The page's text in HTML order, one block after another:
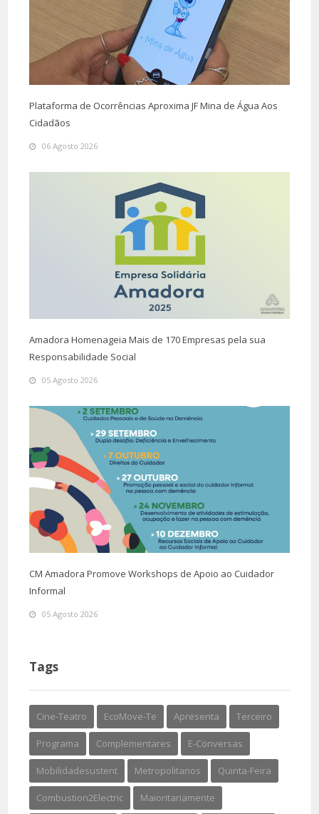
Plataforma de Ocorrências Aproxima JF Mina de Água Aos
Cidadãos
06 Agosto 2026
Amadora Homenageia Mais de 170 Empresas pela sua
Responsabilidade Social
05 Agosto 2026
CM Amadora Promove Workshops de Apoio ao Cuidador
Informal
05 Agosto 2026
Tags
Cine-Teatro EcoMove-Te Apresenta Terceiro
Programa Complementares E-Conversas
Mobilidadesustent Metropolitanos Quinta-Feira
Combustion2Electric Maioritariamente